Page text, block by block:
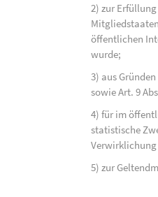
2) zur
öffentlichen
wurde;
3) aus
sowie Art. 9
4) für im
statistische
5) zur